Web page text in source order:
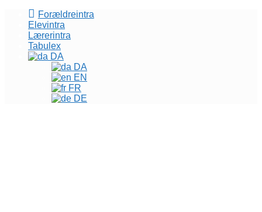
Forældreintra
Elevintra
Lærerintra
Tabulex
DA
DA
EN
FR
DE